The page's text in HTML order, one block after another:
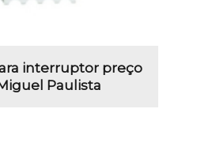
interruptor preço
Paulista